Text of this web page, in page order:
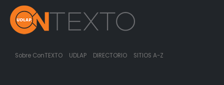
Sobre ConTEXTO UDLAP DIRECTORIO SITIOS A-Z